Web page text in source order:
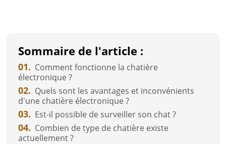
Sommaire de l'article :
01. Comment fonctionne la chatière
électronique ?
02. Quels sont les avantages et inconvénients
d'une chatière électronique ?
03. Est-il possible de surveiller son chat ?
04. Combien de type de chatière existe
actuellement ?